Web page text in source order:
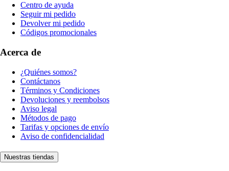
Centro de ayuda
Seguir mi pedido
Devolver mi pedido
Códigos promocionales
Acerca de
¿Quiénes somos?
Contáctanos
Términos y Condiciones
Devoluciones y reembolsos
Aviso legal
Métodos de pago
Tarifas y opciones de envío
Aviso de confidencialidad
Nuestras tiendas